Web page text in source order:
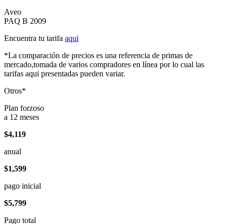
Aveo
PAQ B 2009
Encuentra tu tarifa aqui
*La comparación de precios es una referencia de primas de
mercado,tomada de varios compradores en línea por lo cual las
tarifas aqui presentadas pueden variar.
Otros*
Plan forzoso
a 12 meses
$4,119
anual
$1,599
pago inicial
$5,799
Pago total